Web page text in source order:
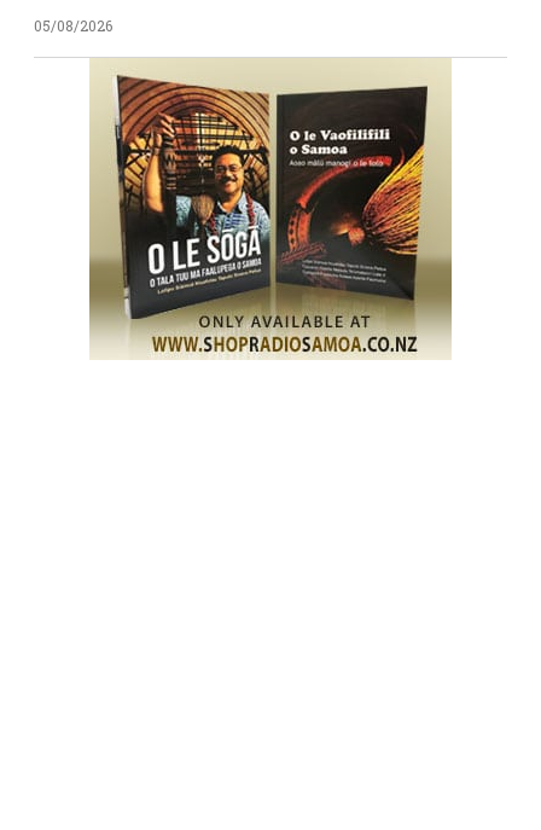
05/08/2026